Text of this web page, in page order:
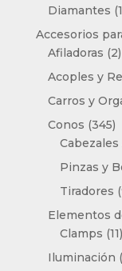
Diamantes
Accesorios
Afiladoras 22
Acoples y
Carros y
Conos 345
Pinzas y
Tiradores
Elementos
Clamps 1111
Iluminación